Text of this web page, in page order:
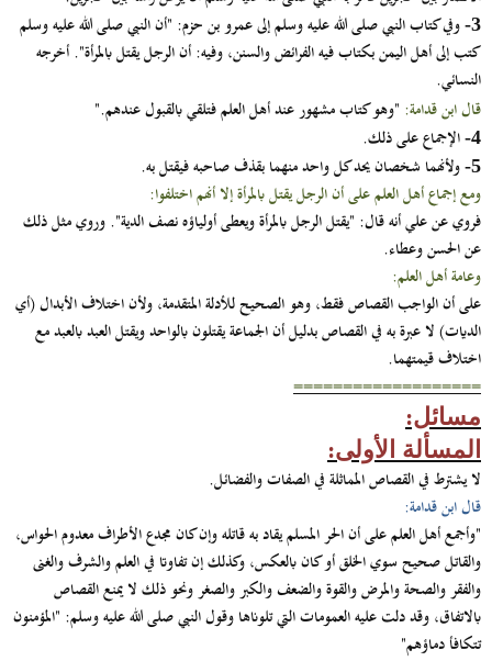
3- وفي كتاب النبي صلى الله عليه وسلم إلى عمرو بن حزم: "أن النبي صلى الله عليه وسلم
كتب إلى أهل اليمن بكتاب فيه الفرائض والسنن، وفيه: أن الرجل يقتل بالمرأة". أخرجه
النسائي.
قال ابن قدامة: "وهو كتاب مشهور عند أهل العلم فتلقي بالقبول عندهم."
4- الإجماع على ذلك.
5- ولأنهما شخصان يحد كل واحد منهما بقذف صاحبه فيقتل به.
ومع إجماع أهل العلم على أن الرجل يقتل بالمرأة إلا أنهم اختلفوا:
فروي عن علي أنه قال: "يقتل الرجل بالمرأة ويعطى أولياؤه نصف الدية". وروي مثل ذلك
عن الحسن وعطاء.
وعامة أهل العلم:
على أن الواجب القصاص فقط، وهو الصحيح للأدلة المتقدمة، ولأن اختلاف الأبدال (أي
الديات) لا عبرة به في القصاص بدليل أن الجماعة يقتلون بالواحد ويقتل العبد بالعبد مع
اختلاف قيمتهما.
===================
مسائل:
المسألة الأولى:
لا يشترط في القصاص المماثلة في الصفات والفضائل.
قال ابن قدامة:
"وأجمع أهل العلم على أن الحر المسلم يقاد به قاتله وإن كان مجدع الأطراف معدوم الحواس،
والقاتل صحيح سوي الخلق أو كان بالعكس، وكذلك إن تفاوتا في العلم والشرف والغنى
والفقر والصحة والمرض والقوة والضعف والكبر والصغر ونحو ذلك لا يمنع القصاص
بالاتفاق، وقد دلت عليه العمومات التي تلوناها وقول النبي صلى الله عليه وسلم: "المؤمنون
تتكافأ دماؤهم"